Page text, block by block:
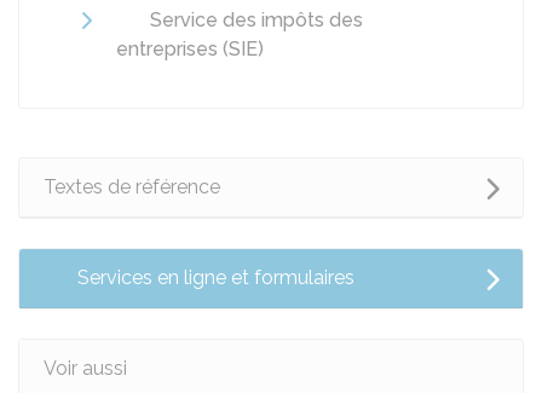
Service des impôts des
entreprises (SIE)
Textes de référence
Services en ligne et formulaires
Voir aussi